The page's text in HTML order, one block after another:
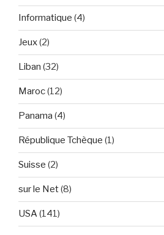
Informatique (4)
Jeux(2)
Liban (32)
Maroc(12)
Panama (4)
République Tchèque (1)
Suisse (2)
sur le Net(8)
USA(141)